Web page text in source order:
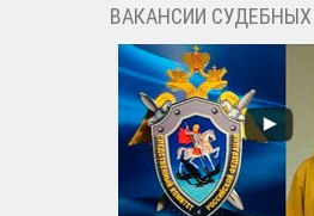
ВАКАНСИИ